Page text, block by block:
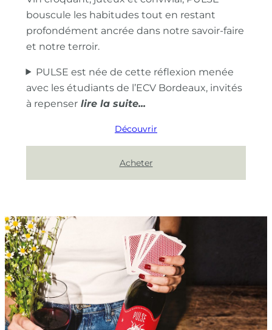
bouscule les habitudes tout en restant
profondément ancrée dans notre savoir-faire
et notre terroir.
PULSE est née de cette réflexion menée
avec les étudiants de l’ECV Bordeaux, invités
à repenser
Découvrir
Acheter